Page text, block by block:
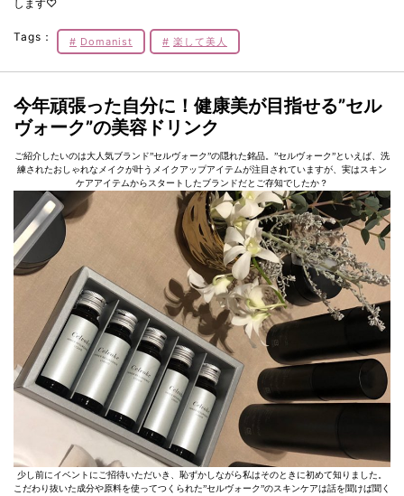
します♡
Tags： Domanist 楽して美人
今年頑張った自分に！健康美が目指せる”セル
ヴォーク”の美容ドリンク
ご紹介したいのは大人気ブランド”セルヴォーク”の隠れた銘品。”セルヴォーク”といえば、洗
練されたおしゃれなメイクが叶うメイクアップアイテムが注目されていますが、実はスキン
ケアアイテムからスタートしたブランドだとご存知でしたか？
少し前にイベントにご招待いただいき、恥ずかしながら私はそのときに初めて知りました。
こだわり抜いた成分や原料を使ってつくられた”セルヴォーク”のスキンケアは話を聞けば聞く